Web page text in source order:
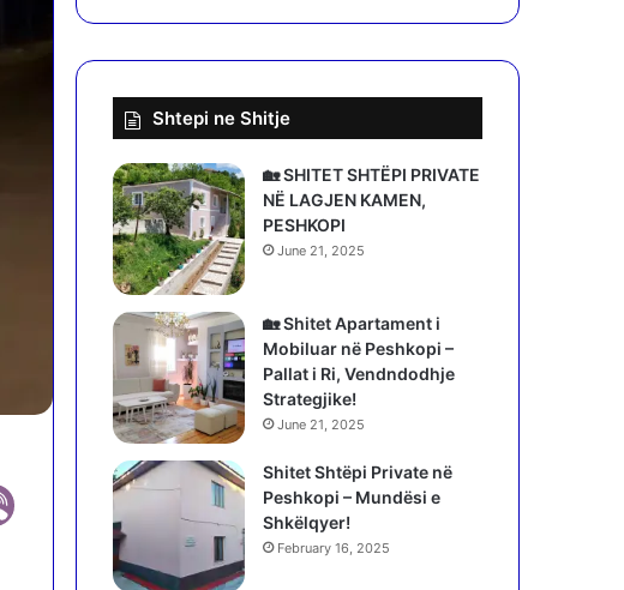
Shtepi ne Shitje
🏡 SHITET SHTËPI PRIVATE
NË LAGJEN KAMEN,
PESHKOPI
June 21, 2025
🏡 Shitet Apartament i
Mobiluar në Peshkopi –
Pallat i Ri, Vendndodhje
Strategjike!
June 21, 2025
Shitet Shtëpi Private në
Peshkopi – Mundësi e
Shkëlqyer!
February 16, 2025